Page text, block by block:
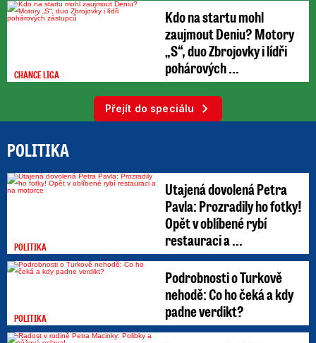
CHANCE LIGA
Kdo na startu mohl
zaujmout Deniu? Motory
„S“, duo Zbrojovky i lídři
pohárových ...
Přejít do speciálu
POLITIKA
POLITIKA
Utajená dovolená Petra
Pavla: Prozradily ho fotky!
Opět v oblíbené rybí
restauraci a ...
POLITIKA
Podrobnosti o Turkově
nehodě: Co ho čeká a kdy
padne verdikt?